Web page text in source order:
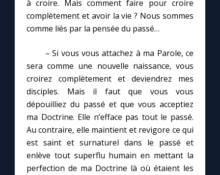
à croire. Mais comment faire pour croire
complètement et avoir la vie ? Nous sommes
comme liés par la pensée du passé…
– Si vous vous attachez à ma Parole, ce
sera comme une nouvelle naissance, vous
croirez complètement et deviendrez mes
disciples. Mais il faut que vous vous
dépouilliez du passé et que vous acceptiez
ma Doctrine. Elle n’efface pas tout le passé.
Au contraire, elle maintient et revigore ce qui
est saint et surnaturel dans le passé et
enlève tout superflu humain en mettant la
perfection de ma Doctrine là où étaient les